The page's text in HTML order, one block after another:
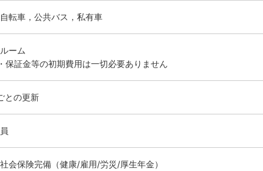
転車，公共バス，私有車
ーム
保証金等の初期費用は一切必要ありません
との更新
社会保険完備（健康/雇用/労災/厚生年金）